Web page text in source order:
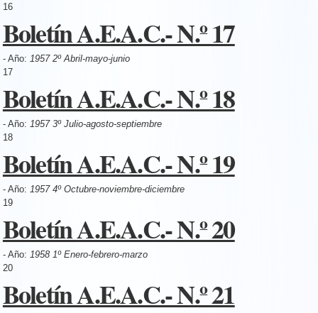
16
Boletín A.E.A.C.- N.º 17
- Año: 1957 2º Abril-mayo-junio
17
Boletín A.E.A.C.- N.º 18
- Año: 1957 3º Julio-agosto-septiembre
18
Boletín A.E.A.C.- N.º 19
- Año: 1957 4º Octubre-noviembre-diciembre
19
Boletín A.E.A.C.- N.º 20
- Año: 1958 1º Enero-febrero-marzo
20
Boletín A.E.A.C.- N.º 21